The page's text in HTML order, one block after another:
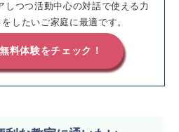
しつつ活動中心の対話で使える力
したいご家庭に最適です。
料体験をチェック！